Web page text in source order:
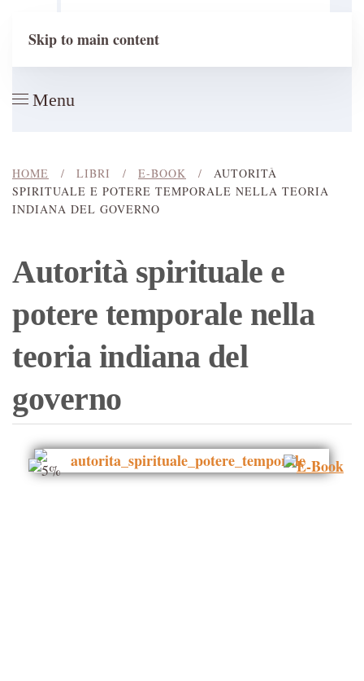
Skip to main content
Menu
HOME LIBRI E-BOOK
AUTORITÀ
SPIRITUALE E POTERE TEMPORALE NELLA TEORIA
INDIANA DEL GOVERNO
Autorità spirituale e
potere temporale nella
teoria indiana del
governo